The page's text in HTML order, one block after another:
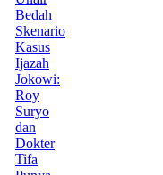
Bedah
Skenario
Kasus
Ijazah
Jokowi:
Roy
Suryo
dan
Dokter
Tifa